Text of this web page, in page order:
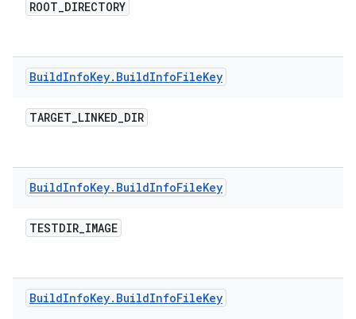
ROOT_DIRECTORY
BuildInfoKey. BuildInfoFileKey
TARGET_LINKED_DIR
BuildInfoKey. BuildInfoFileKey
TESTDIR_IMAGE
BuildInfoKey. BuildInfoFileKey